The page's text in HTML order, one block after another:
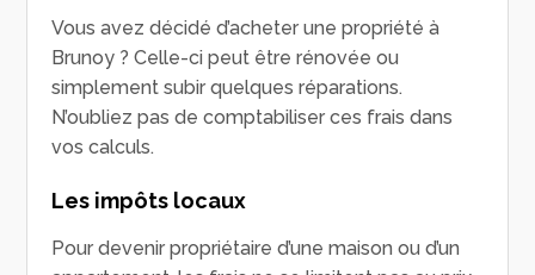
Vous avez décidé d’acheter une propriété à
Brunoy ? Celle-ci peut être rénovée ou
simplement subir quelques réparations.
N’oubliez pas de comptabiliser ces frais dans
vos calculs.
Les impôts locaux
Pour devenir propriétaire d’une maison ou d’un